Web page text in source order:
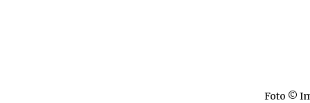
Foto ©